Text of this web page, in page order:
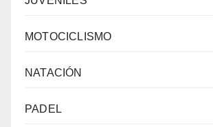
MOTOCICLISMO
NATACIÓN
PADEL